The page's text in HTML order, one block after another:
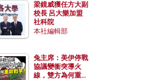
梁鏡威獲任方大副
校長 呂大樂加盟
社科院
本社編輯部
兔主席：美伊停戰
協議變衝突導火
線，雙方為何重啟